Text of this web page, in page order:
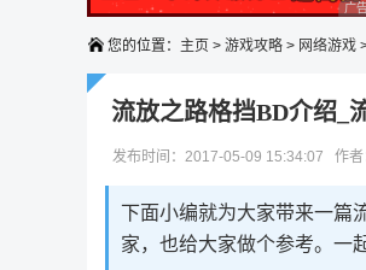
广
您的位置： 主页 > 游戏攻略 > 网络游戏
流放之路格挡BD介绍_
发布时间：2017-05-09 15:34:07 作
下面小编就为大家带来一篇
家，也给大家做个参考。一